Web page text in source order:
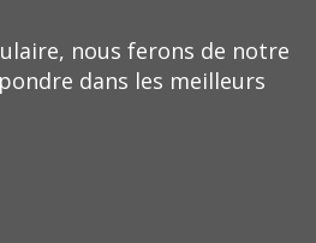
nous ferons de notre
dans les meilleurs